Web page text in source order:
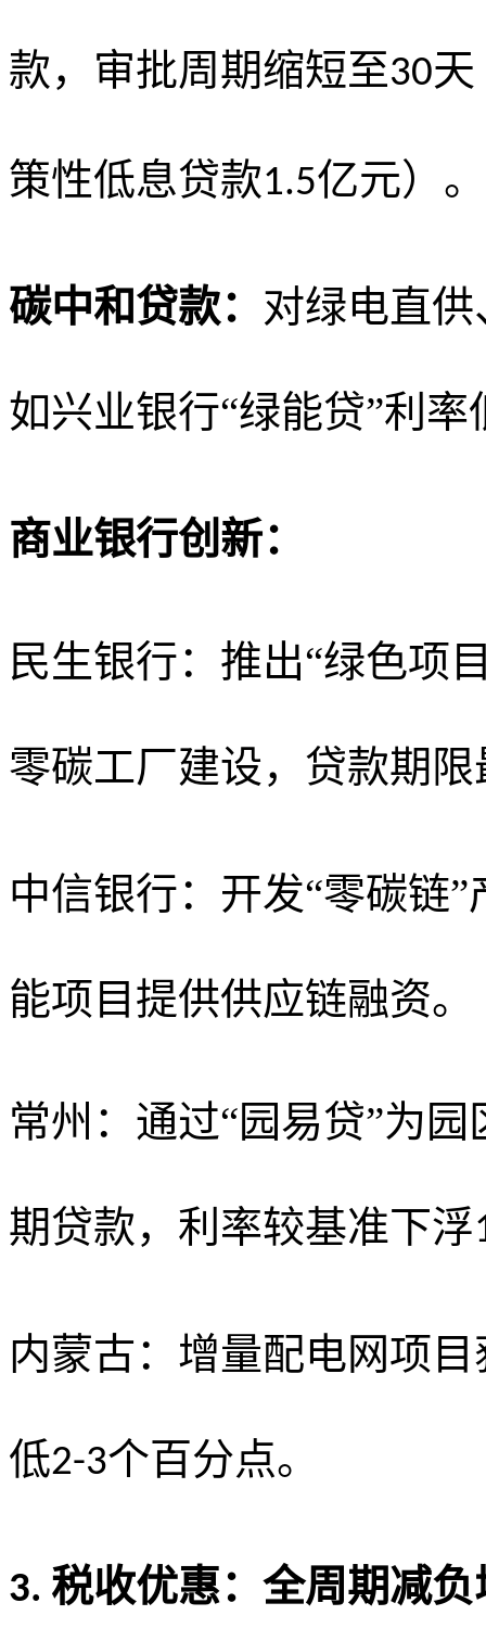
款，审批周期缩短至30
策性低息贷款1.5亿元）。
碳中和贷款： 对绿电直
如兴业银行“绿能贷”利率
商业银行创新：
民生银行：推出“绿色项
零碳工厂建设，贷款期限
中信银行：开发“零碳链
能项目提供供应链融资。
常州：通过“园易贷”为
期贷款，利率较基准下浮
内蒙古：增量配电网项
低2-3个百分点。
3. 税收优惠：全周期减负